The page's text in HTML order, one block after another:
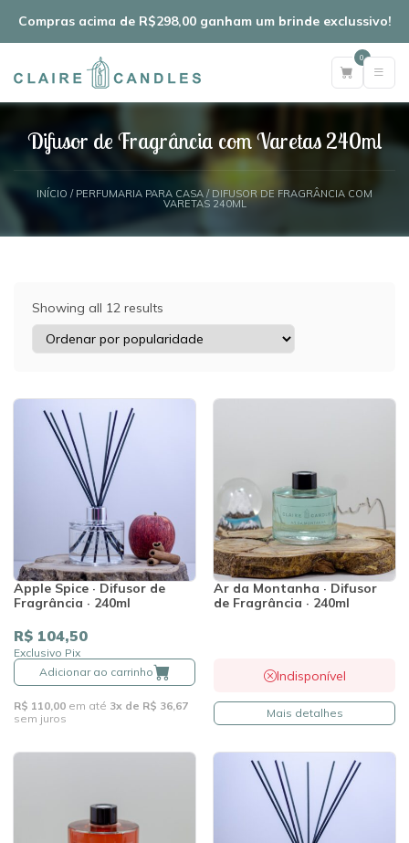
Compras acima de R$298,00 ganham um brinde exclussivo!
0
Difusor de Fragrância com Varetas 240ml
INÍCIO / PERFUMARIA PARA CASA / DIFUSOR DE FRAGRÂNCIA COM
VARETAS 240ML
Showing all 12 results
Apple Spice · Difusor de
Fragrância · 240ml
R$ 104,50
Exclusivo Pix
Adicionar ao carrinho
R$ 110,00 em até 3x de R$ 36,67
sem juros
Ar da Montanha · Difusor
de Fragrância · 240ml
Indisponível
Mais detalhes